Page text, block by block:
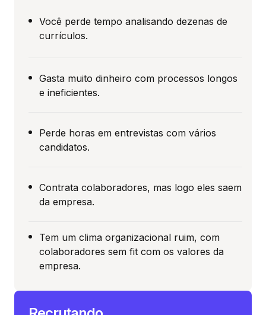
Você perde tempo analisando dezenas de
currículos.
Gasta muito dinheiro com processos longos
e ineficientes.
Perde horas em entrevistas com vários
candidatos.
Contrata colaboradores, mas logo eles saem
da empresa.
Tem um clima organizacional ruim, com
colaboradores sem fit com os valores da
empresa.